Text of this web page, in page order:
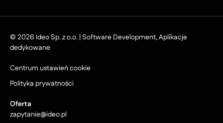
© 2026 Ideo Sp. z o.o. | Software Development, Aplikacje
dedykowane
Centrum ustawień cookie
Polityka prywatności
Oferta
zapytanie@ideo.pl